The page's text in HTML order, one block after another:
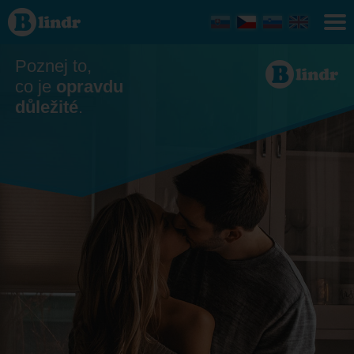
Seznamka
- On
hledá ji
Bebravou
Poznej to,
co je opravdu
důležité.